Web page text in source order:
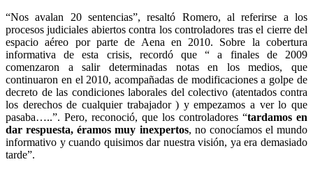
“Nos avalan 20 sentencias”, resaltó Romero, al referirse a los
procesos judiciales abiertos contra los controladores tras el cierre del
espacio aéreo por parte de Aena en 2010. Sobre la cobertura
informativa de esta crisis, recordó que “ a finales de 2009
comenzaron a salir determinadas notas en los medios, que
continuaron en el 2010, acompañadas de modificaciones a golpe de
decreto de las condiciones laborales del colectivo (atentados contra
los derechos de cualquier trabajador ) y empezamos a ver lo que
pasaba…..”. Pero, reconoció, que los controladores “tardamos en
dar respuesta, éramos muy inexpertos, no conocíamos el mundo
informativo y cuando quisimos dar nuestra visión, ya era demasiado
tarde”.